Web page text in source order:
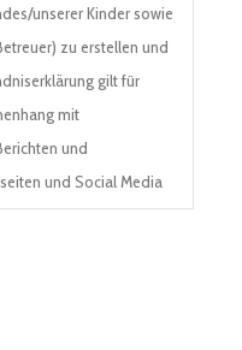
unserer Kinder sowie
zu erstellen und
gilt für
mit
und
und Social Media
Vereinsmitgliedern.
ausschließlich für
verantwortlich ist. Es
gegenüber